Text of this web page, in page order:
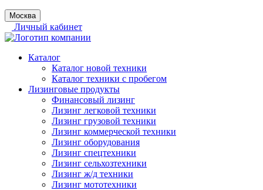
Москва
Личный кабинет
Каталог
Каталог новой техники
Каталог техники с пробегом
Лизинговые продукты
Финансовый лизинг
Лизинг легковой техники
Лизинг грузовой техники
Лизинг коммерческой техники
Лизинг оборудования
Лизинг спецтехники
Лизинг сельхозтехники
Лизинг ж/д техники
Лизинг мототехники